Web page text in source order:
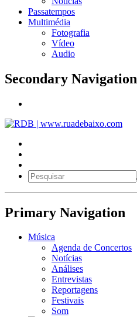
Passatempos
Multimédia
Fotografia
Vídeo
Audio
Secondary Navigation
Primary Navigation
Música
Agenda de Concertos
Notícias
Análises
Entrevistas
Reportagens
Festivais
Som